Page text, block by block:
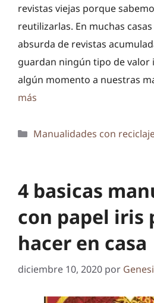
revistas viejas porque
reutilizarlas. En muchas
absurda de revistas
guardan ningún tipo de valor
algún momento a nuestras
más
Categorías
Manualidades con
4 basicas
con papel iris
hacer en casa
diciembre 10, 2020 por